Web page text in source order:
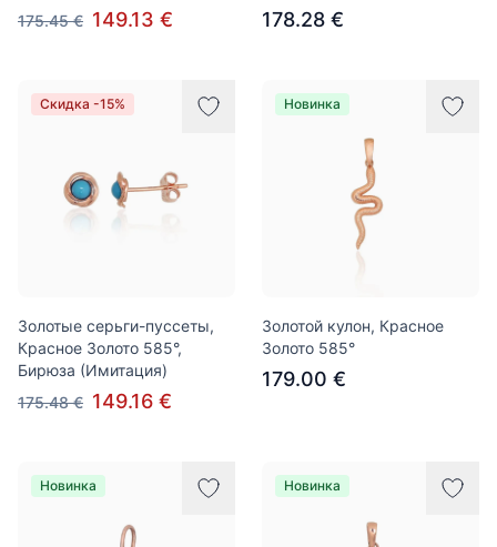
175.45 € 149.13 € 178.28 €
Скидка -15%
Золотые серьги-пуссеты,
Красное Золото 585°,
Бирюза (Имитация)
175.48 € 149.16 €
Новинка
Золотой кулон, Красное
Золото 585°
179.00 €
Новинка Новинка